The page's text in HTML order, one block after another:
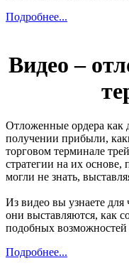
Подробнее...
Видео –
Отложенные ордера как
получении прибыли,
торговом терминале
стратегии на их основе,
могли не знать,
Из видео вы узнаете
они выставляются, как
подобных возможностей
Подробнее...